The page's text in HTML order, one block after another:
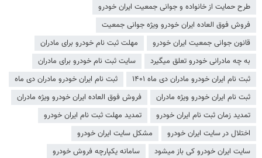
طرح حمایت از خانواده و جوانی جمعیت ایران خودرو
فروش فوق العاده ایران خودرو ویژه جوانی جمعیت
قانون جوانی جمعیت ایران خودرو
مهلت ثبت نام خودرو برای مادران
به چه مادرانی خودرو تعلق میگیرد
سایت ثبت نام خودرو برای مادران
ثبت نام ایران خودرو مادران دی ماه ۱۴۰۱
ثبت نام ایران خودرو مادران دی ماه
ثبت نام ایران خودرو ویژه مادران
فروش فوق العاده ایران خودرو ویژه مادران
تمدید زمان ثبت نام ایران خودرو
تمدید مهلت ثبت نام ایران خودرو
اختلال در سایت ایران خودرو
مشکل سایت ایران خودرو
سایت ایران خودرو کی باز میشود
سامانه یکپارچه فروش خودرو